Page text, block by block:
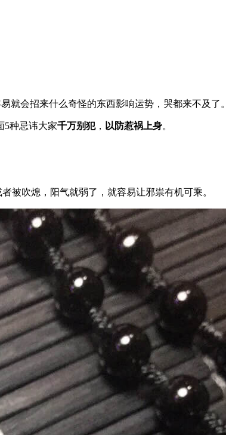
就会招来什么奇怪的东西影响运势，哭都来不及了。
5种忌讳大家千万别犯， 以防惹祸上身。
被吹熄，阳气就弱了，就容易让邪祟有机可乘。